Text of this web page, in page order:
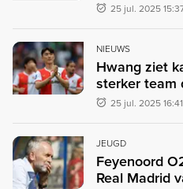
25 jul. 2025
NIEUWS
Hwang ziet
sterker team
25 jul. 2025 16:41
JEUGD
Feyenoord
Real Madrid